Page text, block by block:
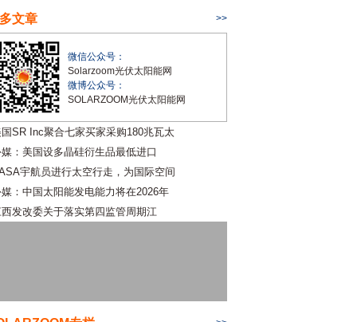
文章 >>
微信公众号：
Solarzoom光伏太阳能网
微博公众号：
SOLARZOOM光伏太阳能网
SR Inc聚合七家买家采购180兆瓦太
：美国设多晶硅衍生品最低进口
宇航员进行太空行走，为国际空间
：中国太阳能发电能力将在2026年
发改委关于落实第四监管周期江